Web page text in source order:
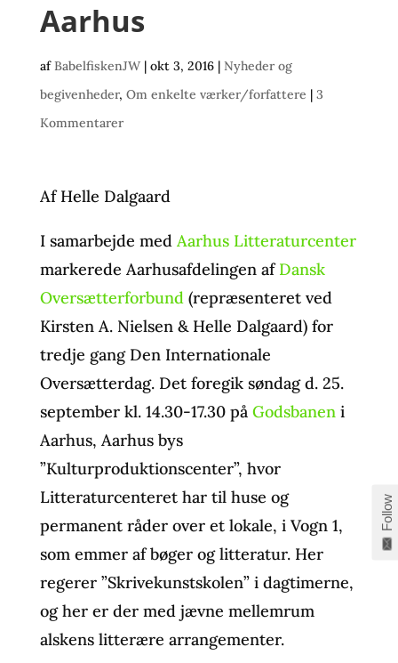
Aarhus
afBabelfiskenJW| okt 3, 2016| Nyheder og
begivenheder, Om enkelte værker/forfattere | 3
Kommentarer
Af Helle Dalgaard
I samarbejde med Aarhus Litteraturcenter
markerede Aarhusafdelingen afDansk
Oversætterforbund(repræsenteret ved
Kirsten A. Nielsen & Helle Dalgaard) for
tredje gang Den Internationale
Oversætterdag. Det foregik søndag d. 25.
september kl. 14.30-17.30 på Godsbaneni
Aarhus, Aarhus bys
”Kulturproduktionscenter”, hvor
Litteraturcenteret har til huse og
permanent råder over et lokale, i Vogn 1,
som emmer af bøger og litteratur. Her
regerer ”Skrivekunstskolen” i dagtimerne,
og her er der med jævne mellemrum
alskens litterære arrangementer.
Follow